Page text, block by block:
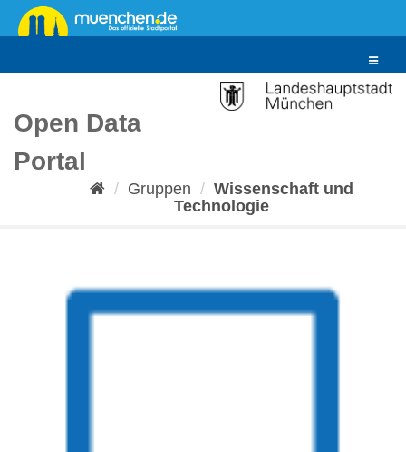
Überspringen
zum
Toggle
Open Data
Portal
Gruppen
Wissenschaft und
Technologie